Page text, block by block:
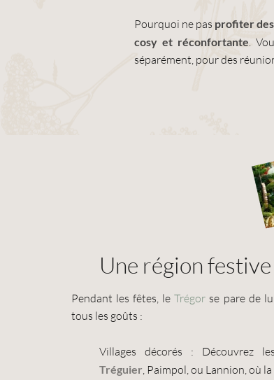
Pourquoi ne pas profiter
cosy et réconfortante.
séparément, pour des
Une région
Pendant les fêtes, leTrégor se pare de
tous les goûts :
Villages décorés : Découvrez
Tréguier, Paimpol, ou Lannion, où la